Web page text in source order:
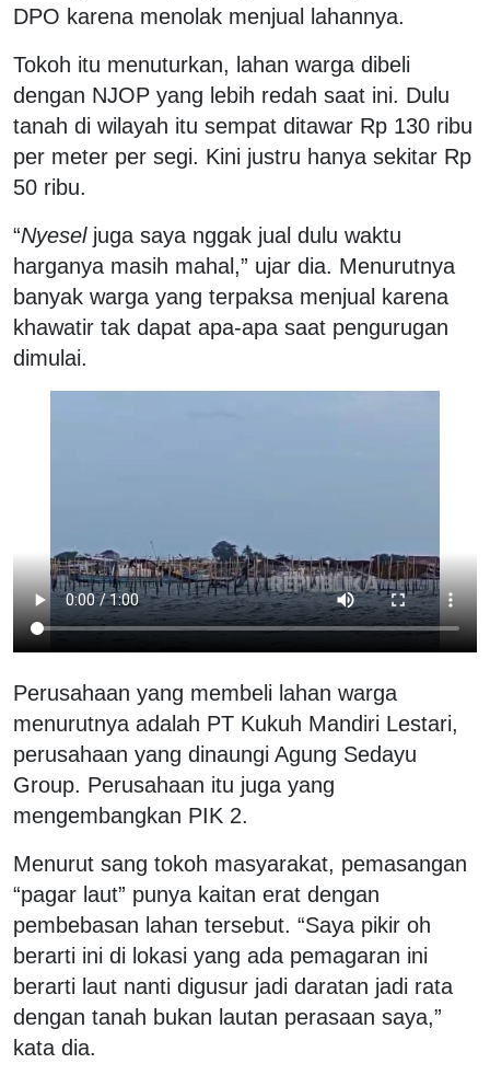
DPO karena menolak menjual lahannya.
Tokoh itu menuturkan, lahan warga dibeli
dengan NJOP yang lebih redah saat ini. Dulu
tanah di wilayah itu sempat ditawar Rp 130 ribu
per meter per segi. Kini justru hanya sekitar Rp
50 ribu.
“Nyeseljuga saya nggak jual dulu waktu
harganya masih mahal,” ujar dia. Menurutnya
banyak warga yang terpaksa menjual karena
khawatir tak dapat apa-apa saat pengurugan
dimulai.
Perusahaan yang membeli lahan warga
menurutnya adalah PT Kukuh Mandiri Lestari,
perusahaan yang dinaungi Agung Sedayu
Group. Perusahaan itu juga yang
mengembangkan PIK 2.
Menurut sang tokoh masyarakat, pemasangan
“pagar laut” punya kaitan erat dengan
pembebasan lahan tersebut. “Saya pikir oh
berarti ini di lokasi yang ada pemagaran ini
berarti laut nanti digusur jadi daratan jadi rata
dengan tanah bukan lautan perasaan saya,”
kata dia.